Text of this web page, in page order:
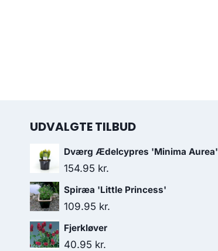
UDVALGTE TILBUD
Dværg Ædelcypres 'Minima Aurea'
154.95 kr.
Spiræa 'Little Princess'
109.95 kr.
Fjerkløver
40.95 kr.